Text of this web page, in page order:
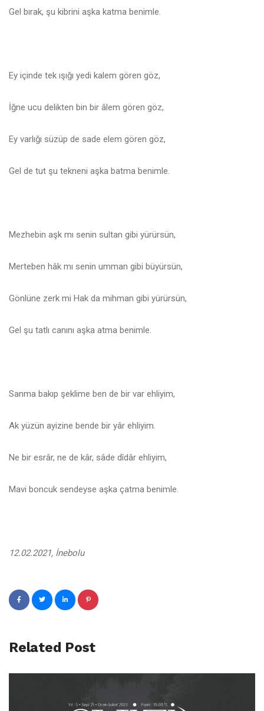
Gel bırak, şu kibrini aşka katma benimle.
Ey içinde tek ışığı yedi kalem gören göz,
İğne ucu delikten bin bir âlem gören göz,
Ey varlığı süzüp de sade elem gören göz,
Gel de tut şu tekneni aşka batma benimle.
Mezhebin aşk mı senin sultan gibi yürürsün,
Merteben hâk mı senin umman gibi büyürsün,
Gönlüne zerk mi Hak da mihman gibi yürürsün,
Gel şu tatlı canını aşka atma benimle.
Sanma bakıp şeklime ben de bir var ehliyim,
Ak yüzün ayizine bende bir yâr ehliyim.
Ne bir esrâr, ne de kâr, sâde dîdâr ehliyim,
Mavi boncuk sendeyse aşka çatma benimle.
12.02.2021, İnebolu
Related Post